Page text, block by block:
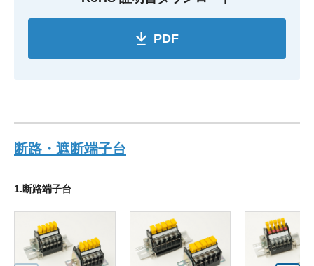
PDF
断路・遮断端子台
1.断路端子台